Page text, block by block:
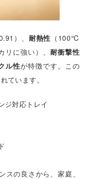
）、 耐熱性 （100℃
リに強い）、 耐衝撃性
ル性が特徴です。この
ています。
ジ対応トレイ
の良さから、家庭、